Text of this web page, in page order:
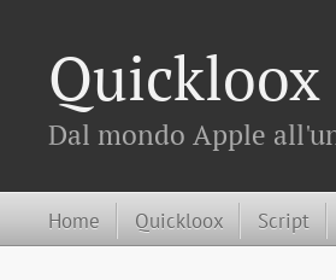
Quickloox
Dal mondo Apple
Home Quickloox Script